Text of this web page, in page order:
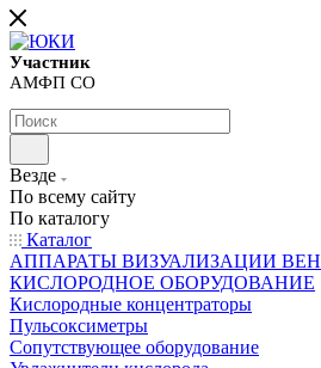
Участник
АМФП СО
Везде
По всему сайту
По каталогу
Каталог
АППАРАТЫ ВИЗУАЛИЗАЦИИ ВЕН
КИСЛОРОДНОЕ ОБОРУДОВАНИЕ
Кислородные концентраторы
Пульсоксиметры
Сопутствующее оборудование